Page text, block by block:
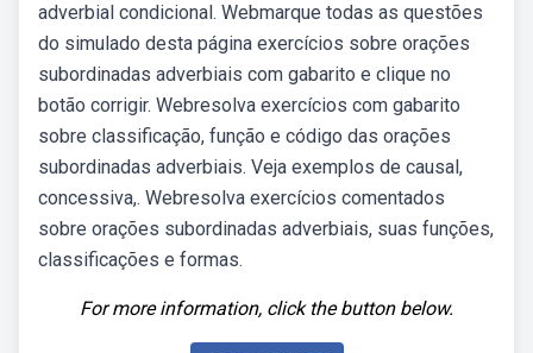
adverbial condicional. Webmarque todas as questões
do simulado desta página exercícios sobre orações
subordinadas adverbiais com gabarito e clique no
botão corrigir. Webresolva exercícios com gabarito
sobre classificação, função e código das orações
subordinadas adverbiais. Veja exemplos de causal,
concessiva,. Webresolva exercícios comentados
sobre orações subordinadas adverbiais, suas funções,
classificações e formas.
For more information, click the button below.